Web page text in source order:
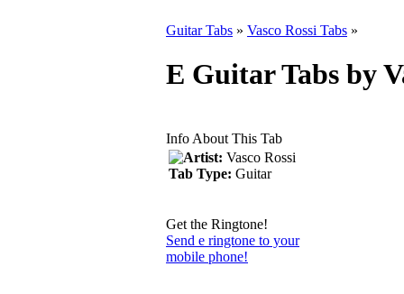
Guitar Tabs » Vasco Rossi Tabs »
E Guitar Tabs by
Info About This Tab
Artist: Vasco Rossi
Tab Type: Guitar
Get the Ringtone!
Send e ringtone to your
mobile phone!